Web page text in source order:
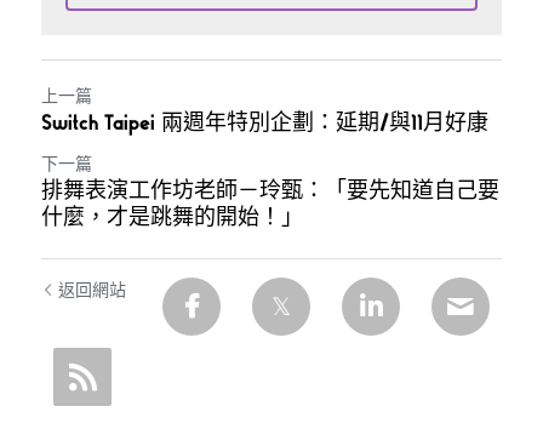
上一篇
Switch Taipei 兩週年特別企劃：延期/與11月好康
下一篇
排舞表演工作坊老師－玲甄：「要先知道自己要
什麼，才是跳舞的開始！」
返回網站